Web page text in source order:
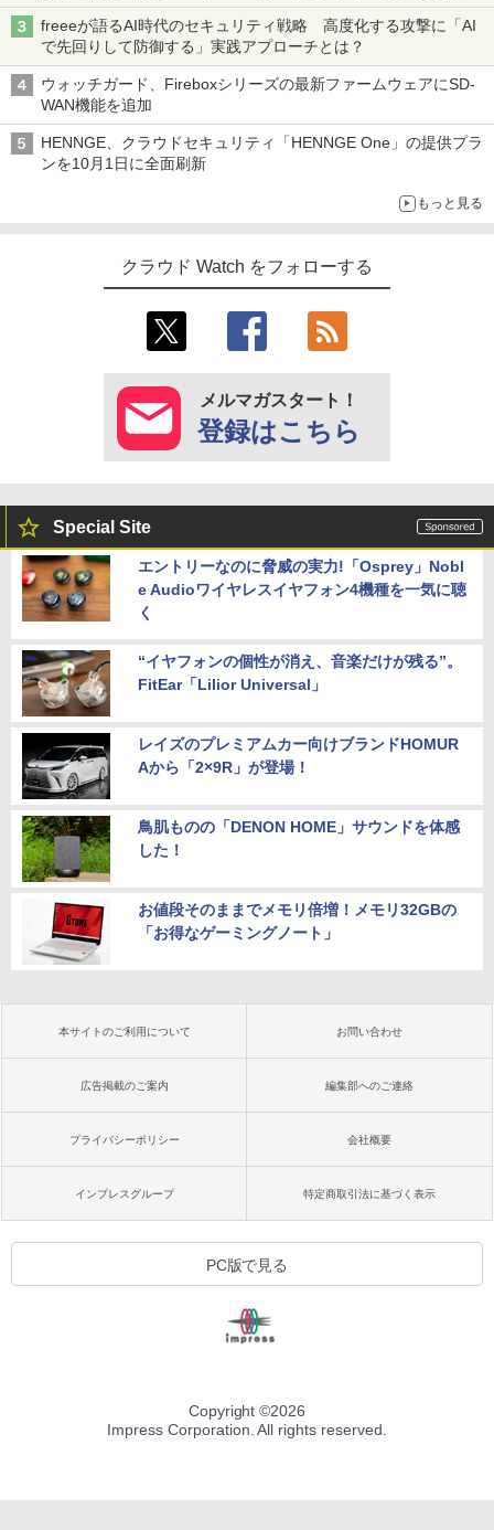
freeeが語るAI時代のセキュリティ戦略 高度化する攻撃に「AI
で先回りして防御する」実践アプローチとは？
ウォッチガード、Fireboxシリーズの最新ファームウェアにSD-
WAN機能を追加
HENNGE、クラウドセキュリティ「HENNGE One」の提供プラ
ンを10月1日に全面刷新
もっと見る
クラウド Watch をフォローする
メルマガスタート！
登録はこちら
Special Site
エントリーなのに脅威の実力!「Osprey」Nobl
e Audioワイヤレスイヤフォン4機種を一気に聴
く
“イヤフォンの個性が消え、音楽だけが残る”。
FitEar「Lilior Universal」
レイズのプレミアムカー向けブランドHOMUR
Aから「2×9R」が登場！
鳥肌ものの「DENON HOME」サウンドを体感
した！
お値段そのままでメモリ倍増！メモリ32GBの
「お得なゲーミングノート」
本サイトのご利用について お問い合わせ
広告掲載のご案内 編集部へのご連絡
プライバシーポリシー 会社概要
インプレスグループ 特定商取引法に基づく表示
PC版で見る
Copyright ©2026
Impress Corporation. All rights reserved.